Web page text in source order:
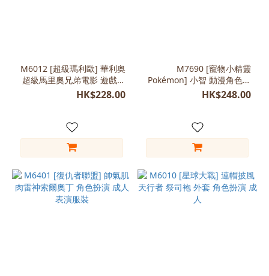
M6012 [超級瑪利歐] 華利奥
超級馬里奧兄弟電影 遊戲角
色扮演
HK$228.00
M7690 [寵物小精靈
Pokémon] 小智 動漫角色扮
演 成人服裝
HK$248.00